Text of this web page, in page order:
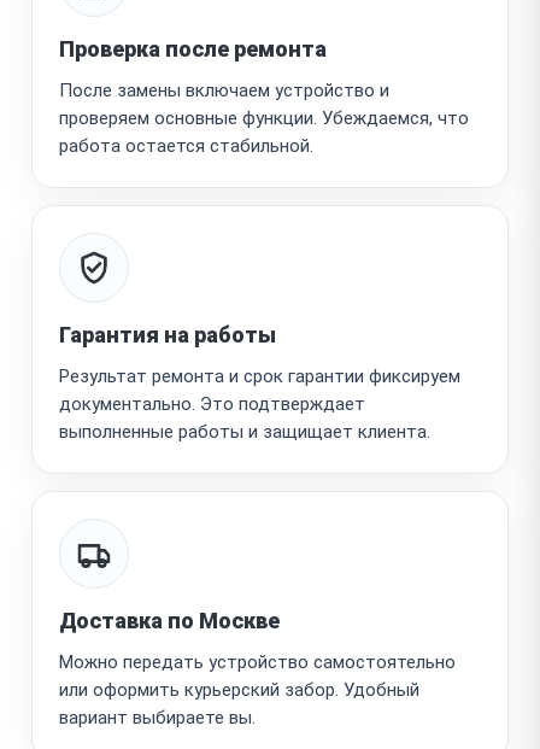
Проверка после ремонта
После замены включаем устройство и
проверяем основные функции. Убеждаемся, что
работа остается стабильной.
Гарантия на работы
Результат ремонта и срок гарантии фиксируем
документально. Это подтверждает
выполненные работы и защищает клиента.
Доставка по Москве
Можно передать устройство самостоятельно
или оформить курьерский забор. Удобный
вариант выбираете вы.